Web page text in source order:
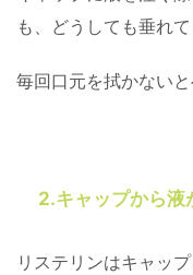
も、どうしても垂れて
毎回口元を拭かないと
2.キャップから液
リステリンはキャッ